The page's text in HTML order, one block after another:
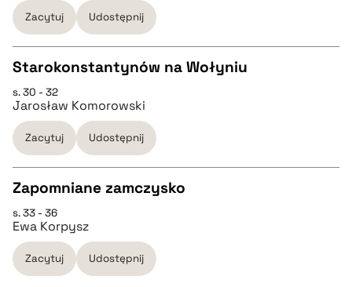
pobierz cytat
pobierz cytat
Zacytuj Udostępnij
CZYSTY TEKST
pobierz cytat
BIBTEX
pobierz cytat
Starokonstantynów na Wołyniu
s. 30 - 32
Jarosław Komorowski
Zacytuj Udostępnij
CZYSTY TEKST
pobierz cytat
Zapomniane zamczysko
s. 33 - 36
Ewa Korpysz
Zacytuj Udostępnij